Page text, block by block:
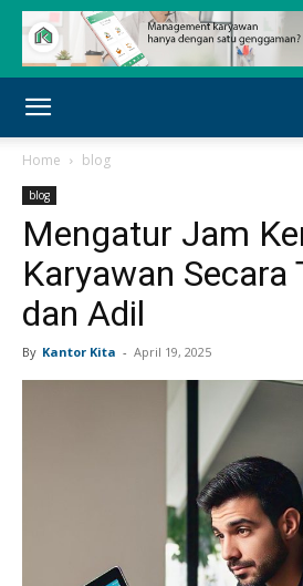
Home blog
blog
Mengatur Jam
Karyawan Secara
dan Adil
By Kantor Kita - April 19, 2025